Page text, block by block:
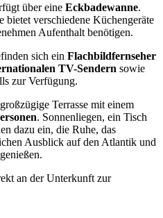
über eine Eckbadewanne.
bietet verschiedene Küchengeräte
Aufenthalt benötigen.
sich ein Flachbildfernseher
TV-Sendern sowie
zur Verfügung.
Terrasse mit einem
. Sonnenliegen, ein Tisch
dazu ein, die Ruhe, das
Ausblick auf den Atlantik und
an der Unterkunft zur